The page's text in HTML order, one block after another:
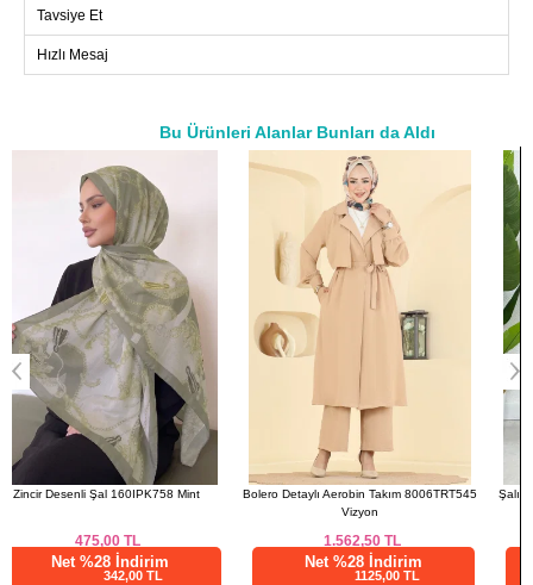
40
102
81
42
106
81
114
81
48
PANTOLON BEDEN
ÖLÇÜLERİ (CM)
Beden
Boy
38
92
40
92
42
44
92
46
48
92
Tavsiye Et
Hızlı Mesaj
Bu Ürünleri Alanlar Bunları da Aldı
a>
Bolero Detaylı Aerobin Takım 8006TRT545
1.562,50
Net %28 İndirim
1125,00 TL
Şalı Ayrı Taşlı Abiye 4725ALGK1170 Koyu
1.937,50
Net %28 İndirim
1395,00 TL